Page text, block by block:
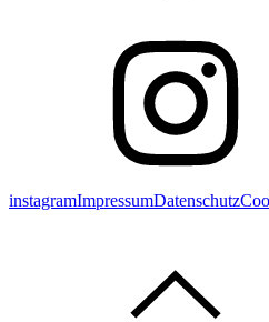
instagramImpressumDatenschutz